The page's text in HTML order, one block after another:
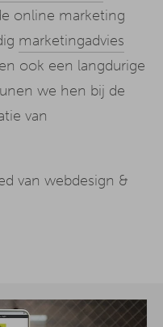
online marketing
marketingadvies
ook een langdurige
we hen bij de
van
van webdesign &